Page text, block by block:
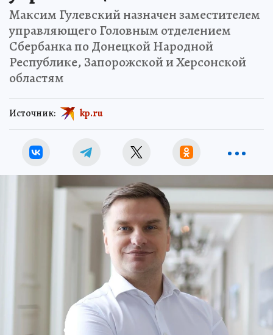
Максим Гулевский назначен заместителем
управляющего Головным отделением
Сбербанка по Донецкой Народной
Республике, Запорожской и Херсонской
областям
Источник: kp.ru